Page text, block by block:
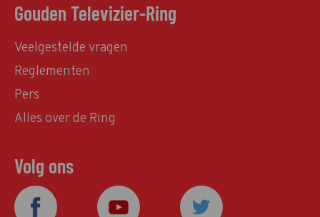
Gouden Televizier-Ring
Veelgestelde vragen
Reglementen
Pers
Alles over de Ring
Volg ons